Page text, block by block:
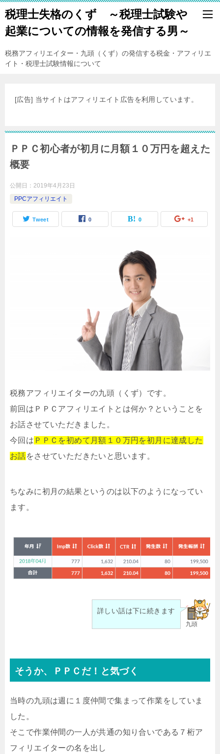
税理士失格のくず ～税理士試験や
起業についての情報を発信する男～
税務アフィリエイター・九頭（くず）の発信する税金・アフィリエ
イト・税理士試験情報について
[広告] 当サイトはアフィリエイト広告を利用しています。
ＰＰＣ初心者が初月に月額１０万円を超えた
概要
公開日： 2019年4月23日
PPCアフィリエイト
Tweet 0 0 +1
税務アフィリエイターの九頭（くず）です。
前回はＰＰＣアフィリエイトとは何か？ということを
お話させていただきました。
今回は ＰＰＣを初めて月額１０万円を初月に達成した
お話をさせていただきたいと思います。
ちなみに初月の結果というのは以下のようになってい
ます。
九頭
詳しい話は下に続きます
そうか、ＰＰＣだ！と気づく
当時の九頭は週に１度仲間で集まって作業をしていま
した。
そこで作業仲間の一人が共通の知り合いである７桁ア
フィリエイターの名を出し